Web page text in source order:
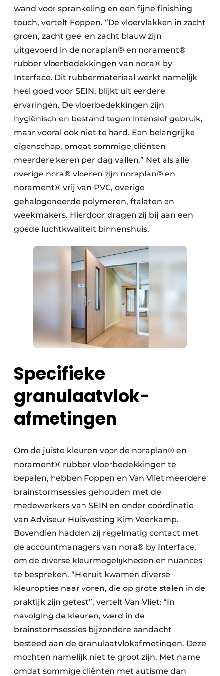
wand voor sprankeling en een fijne finishing
touch, vertelt Foppen. “De vloervlakken in zacht
groen, zacht geel en zacht blauw zijn
uitgevoerd in de noraplan® en norament®
rubber vloerbedekkingen van nora® by
Interface. Dit rubbermateriaal werkt namelijk
heel goed voor SEIN, blijkt uit eerdere
ervaringen. De vloerbedekkingen zijn
hygiënisch en bestand tegen intensief gebruik,
maar vooral ook niet te hard. Een belangrijke
eigenschap, omdat sommige cliënten
meerdere keren per dag vallen.” Net als alle
overige nora® vloeren zijn noraplan® en
norament® vrij van PVC, overige
gehalogeneerde polymeren, ftalaten en
weekmakers. Hierdoor dragen zij bij aan een
goede luchtkwaliteit binnenshuis.
Specifieke
granulaatvlok-
afmetingen
Om de juiste kleuren voor de noraplan® en
norament® rubber vloerbedekkingen te
bepalen, hebben Foppen en Van Vliet meerdere
brainstormsessies gehouden met de
medewerkers van SEIN en onder coördinatie
van Adviseur Huisvesting Kim Veerkamp.
Bovendien hadden zij regelmatig contact met
de accountmanagers van nora® by Interface,
om de diverse kleurmogelijkheden en nuances
te bespreken. “Hieruit kwamen diverse
kleuropties naar voren, die op grote stalen in de
praktijk zijn getest”, vertelt Van Vliet: “In
navolging de kleuren, werd in de
brainstormsessies bijzondere aandacht
besteed aan de granulaatvlokafmetingen. Deze
mochten namelijk niet te groot zijn. Met name
omdat sommige cliënten met autisme dan